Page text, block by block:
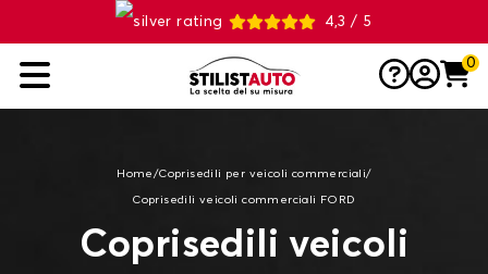
4,3 / 5
0
Home /Coprisedili per veicoli commerciali/
Coprisedili veicoli commerciali FORD
Coprisedili veicoli